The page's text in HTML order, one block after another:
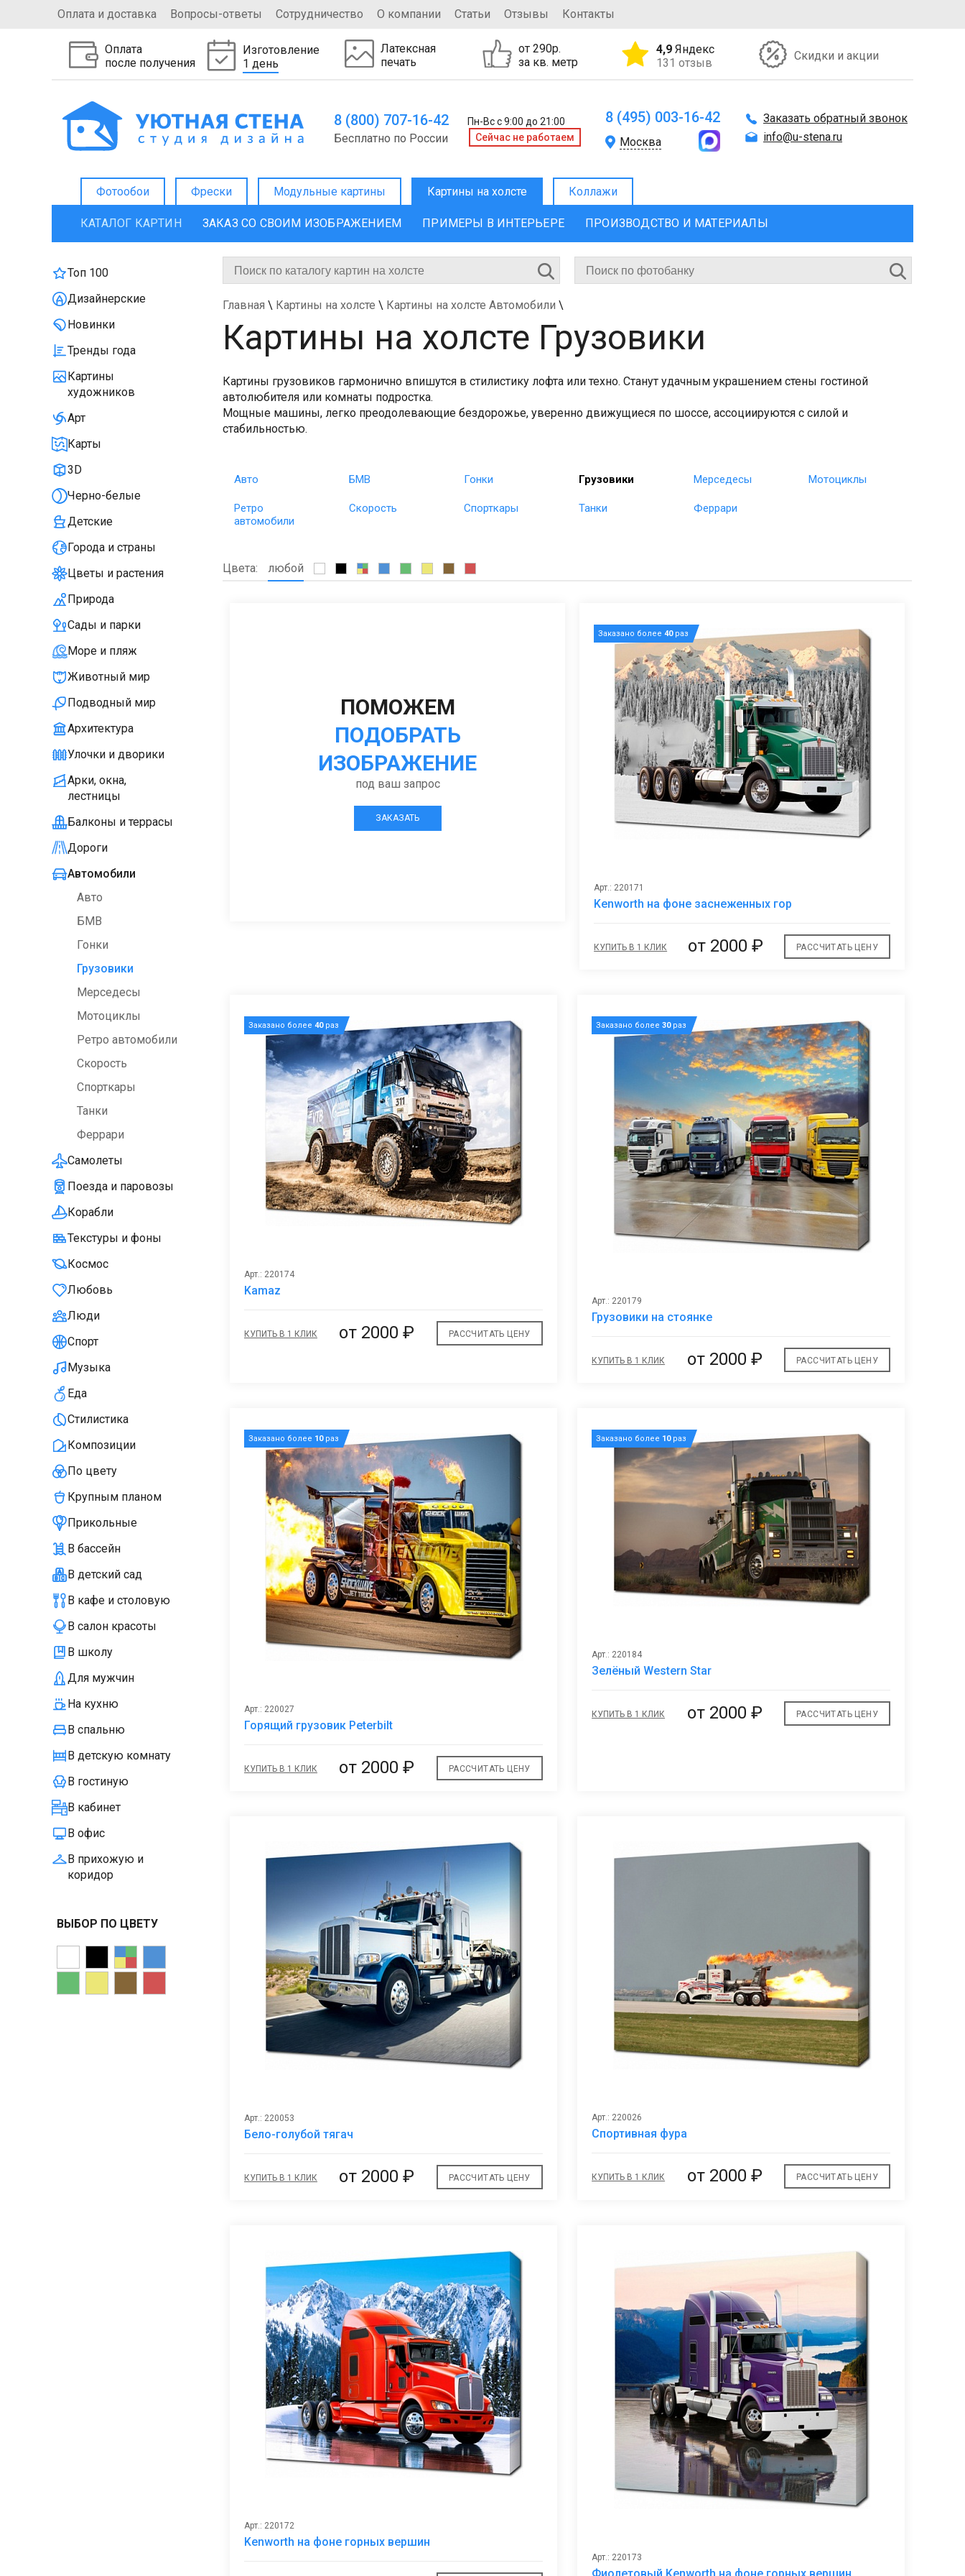
Оплата и доставка Вопросы-ответы Сотрудничество О компании Статьи Отзывы Контакты
Оплата
после получения
Изготовление
1 день
Латексная
печать
от 290р.
за кв. метр
4,9 Яндекс
131 отзыв
Скидки и акции
8 (800) 707-16-42 Пн-Вс с 9:00 до 21:00
Бесплатно по России Cейчас не работаем
8 (495) 003-16-42
Москва
Заказать обратный звонок
info@u-stena.ru
Фотообои Фрески Модульные картины Картины на холсте Коллажи
КАТАЛОГ КАРТИН ЗАКАЗ СО СВОИМ ИЗОБРАЖЕНИЕМ ПРИМЕРЫ В ИНТЕРЬЕРЕ ПРОИЗВОДСТВО И МАТЕРИАЛЫ
Топ 100
Дизайнерские
Новинки
Тренды года
Картины
художников
Арт
Карты
3D
Черно-белые
Детские
Города и страны
Цветы и растения
Природа
Сады и парки
Море и пляж
Животный мир
Подводный мир
Архитектура
Улочки и дворики
Арки, окна,
лестницы
Балконы и террасы
Дороги
Автомобили
Авто
БМВ
Гонки
Грузовики
Мерседесы
Мотоциклы
Ретро автомобили
Скорость
Спорткары
Танки
Феррари
Самолеты
Поезда и паровозы
Корабли
Текстуры и фоны
Космос
Любовь
Люди
Спорт
Музыка
Еда
Стилистика
Композиции
По цвету
Крупным планом
Прикольные
В бассейн
В детский сад
В кафе и столовую
В салон красоты
В школу
Для мужчин
На кухню
В спальню
В детскую комнату
В гостиную
В кабинет
В офис
В прихожую и
коридор
ВЫБОР ПО ЦВЕТУ
Главная \ Картины на холсте \ Картины на холсте Автомобили \
Картины на холсте Грузовики
Картины грузовиков гармонично впишутся в стилистику лофта или техно. Станут удачным украшением стены гостиной
автолюбителя или комнаты подростка.
Мощные машины, легко преодолевающие бездорожье, уверенно движущиеся по шоссе, ассоциируются с силой и
стабильностью.
Авто БМВ Гонки Грузовики Мерседесы Мотоциклы
Ретро
автомобили
Скорость Спорткары Танки Феррари
Цвета: любой
ПОМОЖЕМ
ПОДОБРАТЬ
ИЗОБРАЖЕНИЕ
под ваш запрос
ЗАКАЗАТЬ
Заказано более40раз
Арт.: 220171
Kenworth на фоне заснеженных гор
КУПИТЬ В 1 КЛИК от 2000 ₽ РАССЧИТАТЬ ЦЕНУ
Заказано более 40раз
Арт.: 220174
Kamaz
избранное
КУПИТЬ В 1 КЛИК от 2000 ₽ РАССЧИТАТЬ ЦЕНУ
Заказано более30раз
Арт.: 220179
Грузовики на стоянке
КУПИТЬ В 1 КЛИК от 2000 ₽ РАССЧИТАТЬ ЦЕНУ
Заказано более 10раз
Арт.: 220027
Горящий грузовик Peterbilt
КУПИТЬ В 1 КЛИК от 2000 ₽ РАССЧИТАТЬ ЦЕНУ
Заказано более 10раз
Арт.: 220184
Зелёный Western Star
КУПИТЬ В 1 КЛИК от 2000 ₽ РАССЧИТАТЬ ЦЕНУ
Арт.: 220053
Бело-голубой тягач
избранное
КУПИТЬ В 1 КЛИК от 2000 ₽ РАССЧИТАТЬ ЦЕНУ
Арт.: 220026
Спортивная фура
КУПИТЬ В 1 КЛИК от 2000 ₽ РАССЧИТАТЬ ЦЕНУ
Арт.: 220172
Kenworth на фоне горных вершин
Арт.: 220173
Фиолетовый Kenworth на фоне горных вершин